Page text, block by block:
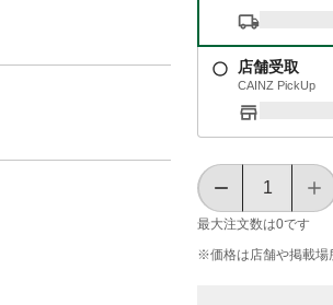
店舗受取
CAINZ PickUp
最大注文数は0です
※価格は​店舗や​掲載場